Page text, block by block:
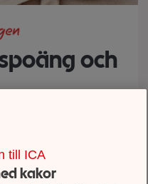
och
allt du handlar,
de olika sätten
och få bonus på.
till ICA
kakor